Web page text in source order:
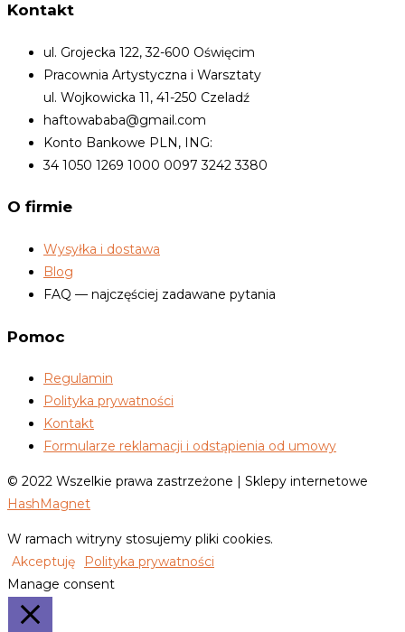
Kontakt
ul. Grojecka 122, 32-600 Oświęcim
Pracownia Artystyczna i Warsztaty
ul. Wojkowicka 11, 41-250 Czeladź
haftowababa@gmail.com
Konto Bankowe PLN, ING:
34 1050 1269 1000 0097 3242 3380
O firmie
Wysyłka i dostawa
Blog
FAQ — najczęściej zadawane pytania
Pomoc
Regulamin
Polityka prywatności
Kontakt
Formularze reklamacji i odstąpienia od umowy
© 2022 Wszelkie prawa zastrzeżone | Sklepy internetowe
HashMagnet
W ramach witryny stosujemy pliki cookies.
Akceptuję
Polityka prywatności
Manage consent